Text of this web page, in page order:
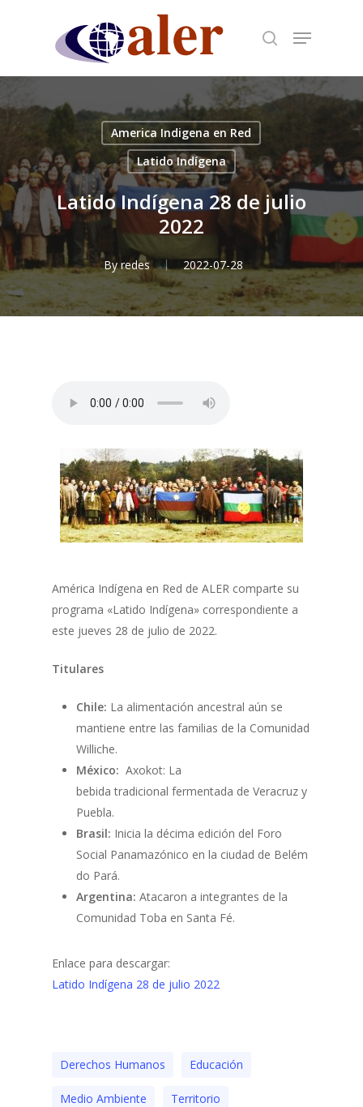
content
America Indigena en Red
Latido Indígena
Latido Indígena 28 de julio
2022
By redes 2022-07-28
América Indígena en Red de ALER comparte su
programa «Latido Indígena» correspondiente a
este jueves 28 de julio de 2022.
Titulares
Chile: La alimentación ancestral aún se
mantiene entre las familias de la Comunidad
Williche.
México: Axokot: La
bebida tradicional fermentada de Veracruz y
Puebla.
Brasil: Inicia la décima edición del Foro
Social Panamazónico en la ciudad de Belém
do Pará.
Argentina: Atacaron a integrantes de la
Comunidad Toba en Santa Fé.
Enlace para descargar:
Latido Indígena 28 de julio 2022
Derechos Humanos Educación
Medio Ambiente Territorio